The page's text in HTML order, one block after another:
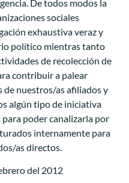
De todos modos la
sociales
exhaustiva veraz y
político mientras tanto
de recolección de
contribuir a palear
de nuestros/as afiliados y
algún tipo de iniciativa
poder canalizarla por
internamente para
as directos.
del 2012